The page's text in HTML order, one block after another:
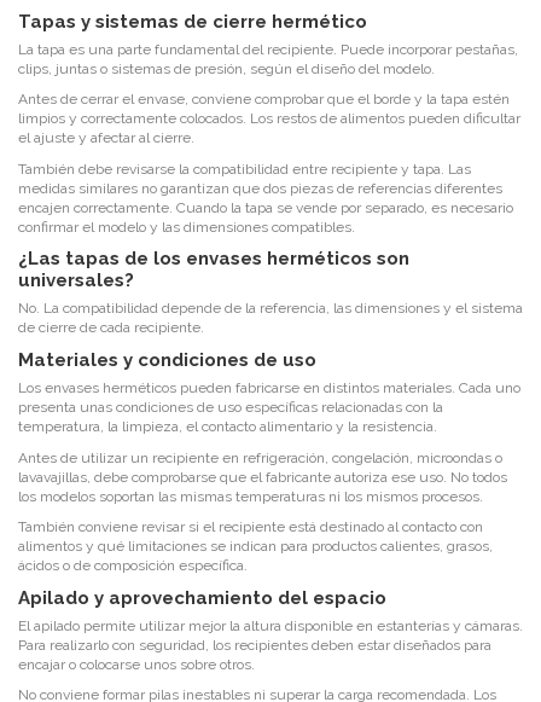
Tapas y sistemas de cierre hermético
La tapa es una parte fundamental del recipiente. Puede incorporar pestañas,
clips, juntas o sistemas de presión, según el diseño del modelo.
Antes de cerrar el envase, conviene comprobar que el borde y la tapa estén
limpios y correctamente colocados. Los restos de alimentos pueden dificultar
el ajuste y afectar al cierre.
También debe revisarse la compatibilidad entre recipiente y tapa. Las
medidas similares no garantizan que dos piezas de referencias diferentes
encajen correctamente. Cuando la tapa se vende por separado, es necesario
confirmar el modelo y las dimensiones compatibles.
¿Las tapas de los envases herméticos son
universales?
No. La compatibilidad depende de la referencia, las dimensiones y el sistema
de cierre de cada recipiente.
Materiales y condiciones de uso
Los envases herméticos pueden fabricarse en distintos materiales. Cada uno
presenta unas condiciones de uso específicas relacionadas con la
temperatura, la limpieza, el contacto alimentario y la resistencia.
Antes de utilizar un recipiente en refrigeración, congelación, microondas o
lavavajillas, debe comprobarse que el fabricante autoriza ese uso. No todos
los modelos soportan las mismas temperaturas ni los mismos procesos.
También conviene revisar si el recipiente está destinado al contacto con
alimentos y qué limitaciones se indican para productos calientes, grasos,
ácidos o de composición específica.
Apilado y aprovechamiento del espacio
El apilado permite utilizar mejor la altura disponible en estanterías y cámaras.
Para realizarlo con seguridad, los recipientes deben estar diseñados para
encajar o colocarse unos sobre otros.
No conviene formar pilas inestables ni superar la carga recomendada. Los